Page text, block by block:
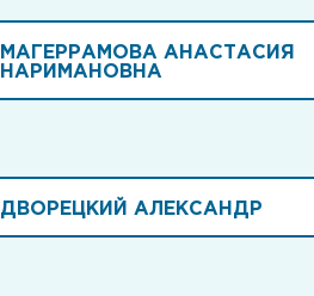
МАГЕРРАМОВА АНАСТАСИЯ
НАРИМАНОВНА
ДВОРЕЦКИЙ АЛЕКСАНДР